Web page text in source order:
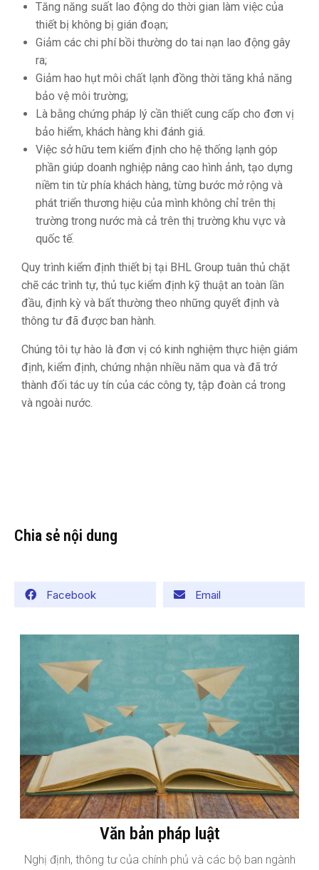
Tăng năng suất lao động do thời gian làm việc của
thiết bị không bị gián đoạn;
Giảm các chi phí bồi thường do tai nạn lao động gây
ra;
Giảm hao hụt môi chất lạnh đồng thời tăng khả năng
bảo vệ môi trường;
Là bằng chứng pháp lý cần thiết cung cấp cho đơn vị
bảo hiểm, khách hàng khi đánh giá.
Việc sở hữu tem kiểm định cho hệ thống lạnh góp
phần giúp doanh nghiệp nâng cao hình ảnh, tạo dựng
niềm tin từ phía khách hàng, từng bước mở rộng và
phát triển thương hiệu của mình không chỉ trên thị
trường trong nước mà cả trên thị trường khu vực và
quốc tế.
Quy trình kiểm định thiết bị tại BHL Group tuân thủ chặt
chẽ các trình tự, thủ tục kiểm định kỹ thuật an toàn lần
đầu, định kỳ và bất thường theo những quyết định và
thông tư đã được ban hành.
Chúng tôi tự hào là đơn vị có kinh nghiệm thực hiện giám
định, kiểm định, chứng nhận nhiều năm qua và đã trở
thành đối tác uy tín của các công ty, tập đoàn cả trong
và ngoài nước.
Chia sẻ nội dung
Facebook Email
Văn bản pháp luật
Nghị định, thông tư của chính phủ và các bộ ban ngành